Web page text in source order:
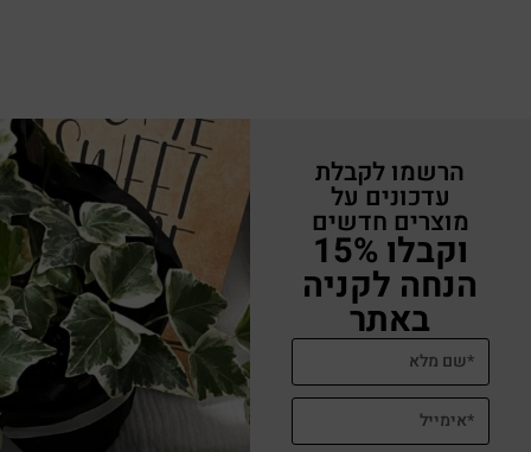
הרשמו לקבלת
עדכונים על
מוצרים חדשים
וקבלו 15%
הנחה לקניה
באתר